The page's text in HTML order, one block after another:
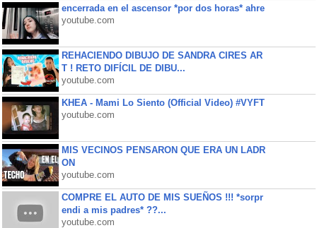
encerrada en el ascensor *por dos horas* ahre
youtube.com
REHACIENDO DIBUJO DE SANDRA CIRES AR
T ! RETO DIFÍCIL DE DIBU...
youtube.com
KHEA - Mami Lo Siento (Official Video) #VYFT
youtube.com
MIS VECINOS PENSARON QUE ERA UN LADR
ON
youtube.com
COMPRE EL AUTO DE MIS SUEÑOS !!! *sorpr
endi a mis padres* ??...
youtube.com